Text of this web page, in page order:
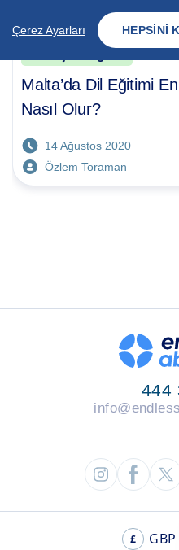
Malta’da Dil Eğitimi
Nasıl Olur?
14 Ağustos 2020
Özlem Toraman
444
£ GBP
Çerez Ayarları HEPSINI